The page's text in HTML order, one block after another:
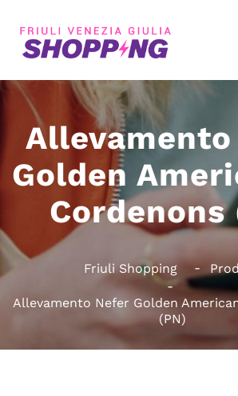
Golden
Cordenons
Friuli Shopping
Allevamento Nefer Golden
(PN)